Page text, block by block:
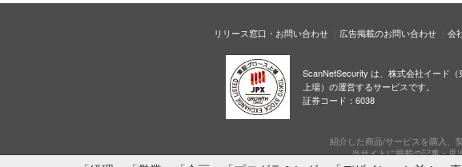
リリース窓口・お問い合わせ 広告掲載のお問い合わせ 会
ScanNetSecurity は、株式会社イード（
上場）の運営するサービスです。
証券コード：6038
紹介した商品/サービスを購入、
当サイトに掲載の記事・見